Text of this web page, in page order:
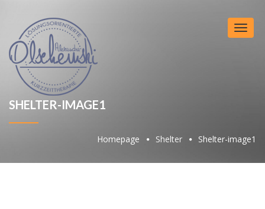
SHELTER-IMAGE1
Homepage Shelter Shelter-image1